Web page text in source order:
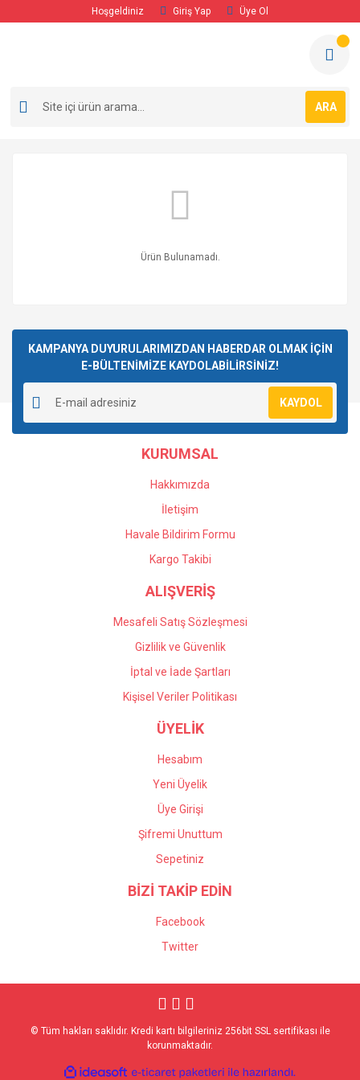
Hoşgeldiniz Giriş Yap Üye Ol
ARA
Ürün Bulunamadı.
KAMPANYA DUYURULARIMIZDAN HABERDAR OLMAK İÇİN
E-BÜLTENİMİZE KAYDOLABİLİRSİNİZ!
KAYDOL
KURUMSAL
Hakkımızda
İletişim
Havale Bildirim Formu
Kargo Takibi
ALIŞVERİŞ
Mesafeli Satış Sözleşmesi
Gizlilik ve Güvenlik
İptal ve İade Şartları
Kişisel Veriler Politikası
ÜYELİK
Hesabım
Yeni Üyelik
Üye Girişi
Şifremi Unuttum
Sepetiniz
BİZİ TAKİP EDİN
Facebook
Twitter
© Tüm hakları saklıdır. Kredi kartı bilgileriniz 256bit SSL sertifikası ile
korunmaktadır.
ideasoft e-